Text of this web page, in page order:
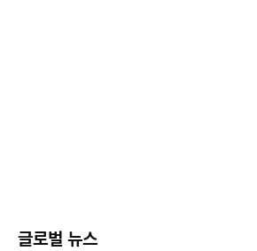
글로벌 뉴스